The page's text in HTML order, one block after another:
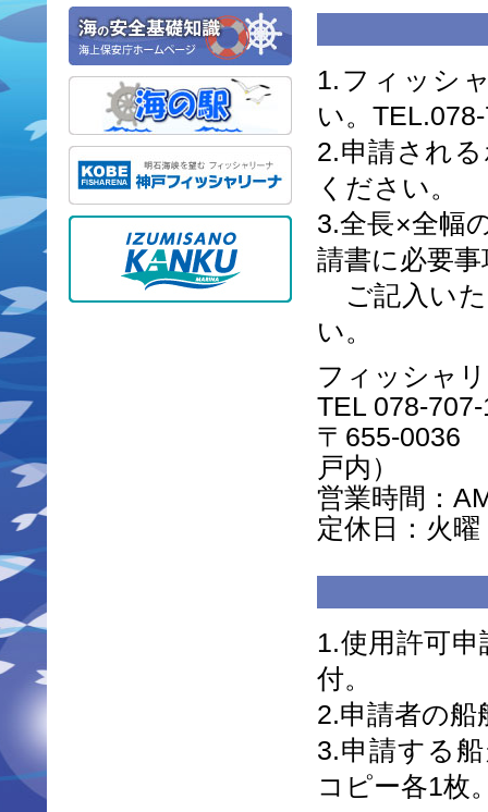
1. フィッシ
い。
2.申請され
ください。
3.全長×全幅
請書に必要
ご記入いた
い。
フィッシャ
TEL 078-
〒655-0036
戸内）
営業時間：
定休日：火
1.使用許可
付。
2.申請者の船
3.申請する
コピー各1枚